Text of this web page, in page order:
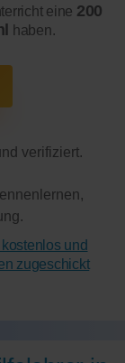
eine 200
haben.
verifiziert.
und
zugeschickt